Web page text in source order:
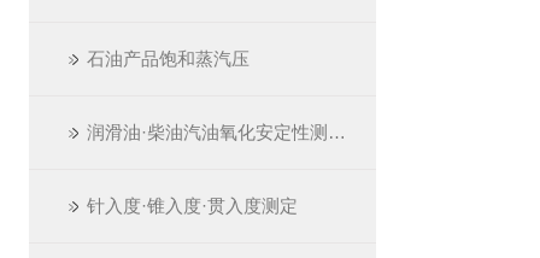
石油产品饱和蒸汽压
润滑油·柴油汽油氧化安定性测定仪
针入度·锥入度·贯入度测定